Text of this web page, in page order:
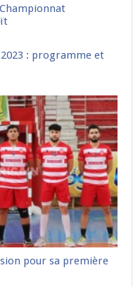
: programme et
pour sa première